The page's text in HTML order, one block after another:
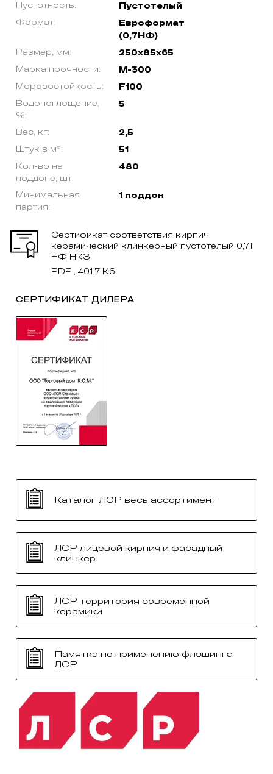
Пустотность: Пустотелый
Формат:
Евроформат
(0,7НФ)
Размер, мм: 250х85х65
Марка прочности: М-300
Морозостойкость: F100
Водопоглощение,
%:
5
Вес, кг: 2,5
Штук в м²: 51
Кол-во на
поддоне, шт:
480
Минимальная
партия:
1 поддон
Сертификат соответствия кирпич
керамический клинкерный пустотелый 0,71
НФ НКЗ
PDF , 401.7 Кб
СЕРТИФИКАТ ДИЛЕРА
Каталог ЛСР весь ассортимент
ЛСР лицевой кирпич и фасадный
клинкер
ЛСР территория современной
керамики
Памятка по применению флэшинга
ЛСР